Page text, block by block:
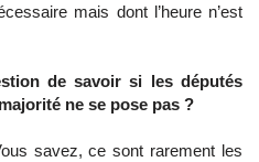
mais dont l’heure n’est
de savoir si les députés
ne se pose pas ?
savez, ce sont rarement les